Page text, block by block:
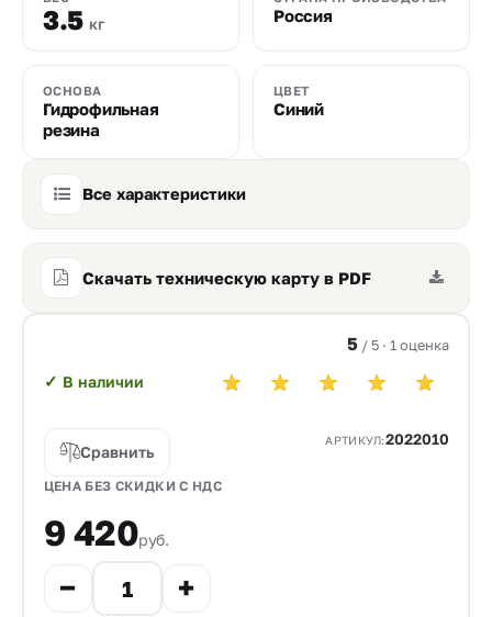
3.5 кг Россия
ОСНОВА
Гидрофильная
резина
ЦВЕТ
Синий
Все характеристики
Скачать техническую карту в PDF
✓ В наличии
5 / 5 · 1 оценка
Сравнить
АРТИКУЛ:2022010
ЦЕНА БЕЗ СКИДКИ С НДС
9 420руб.